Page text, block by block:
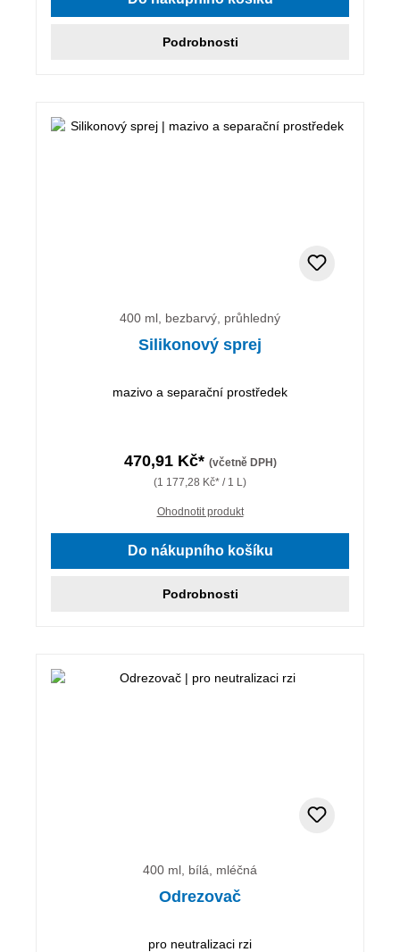
Podrobnosti
400 ml, bezbarvý, průhledný
Silikonový sprej
mazivo a separační prostředek
470,91 Kč* (včetně DPH)
(1 177,28 Kč* / 1 L)
Ohodnotit produkt
Do nákupního košíku
Podrobnosti
400 ml, bílá, mléčná
Odrezovač
pro neutralizaci rzi